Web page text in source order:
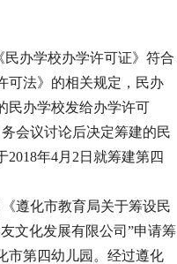
办学校办学许可证》符合
可法》的相关规定，民办
民办学校发给办学许可
会议讨论后决定筹建的民
年4月2日就筹建第四
遵化市教育局关于筹设民
文化发展有限公司”申请筹
市第四幼儿园。经过遵化